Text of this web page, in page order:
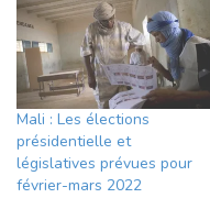
Mali : Les élections
présidentielle et
législatives prévues pour
février-mars 2022